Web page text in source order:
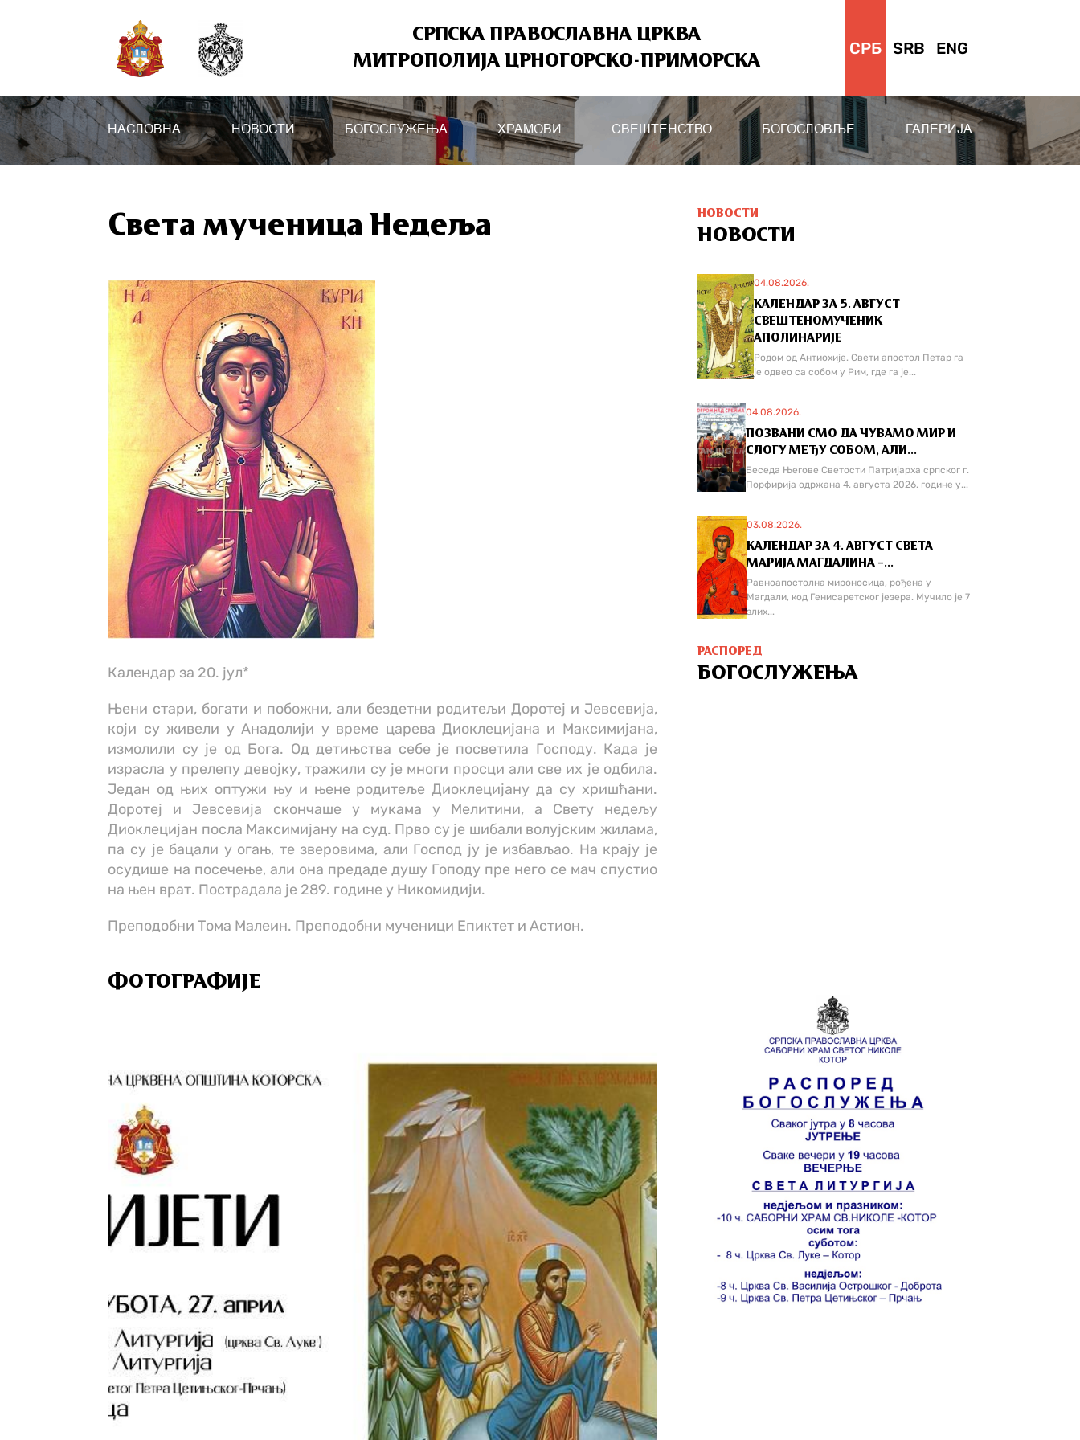
СРПСКА ПРАВОСЛАВНА ЦРКВА
МИТРОПОЛИЈА ЦРНОГОРСКО-ПРИМОРСКА
СРБ SRB ENG
НАСЛОВНА НОВОСТИ БОГОСЛУЖЕЊА ХРАМОВИ СВЕШТЕНСТВО БОГОСЛОВЉЕ ГАЛЕРИЈА
Света мученица Недеља
Календар за 20. јул*
Њени стари, богати и побожни, али бездетни родитељи Доротеј и Јевсевија,
који су живели у Анадолији у време царева Диоклецијана и Максимијана,
измолили су је од Бога. Од детињства себе је посветила Господу. Када је
израсла у прелепу девојку, тражили су је многи просци али све их је одбила.
Један од њих оптужи њу и њене родитеље Диоклецијану да су хришћани.
Доротеј и Јевсевија скончаше у мукама у Мелитини, а Свету недељу
Диоклецијан посла Максимијану на суд. Прво су је шибали волујским жилама,
па су је бацали у огањ, те зверовима, али Господ ју је избављао. На крају је
осудише на посечење, али она предаде душу Гоподу пре него се мач спустио
на њен врат. Пострадала је 289. године у Никомидији.
Преподобни Тома Малеин. Преподобни мученици Епиктет и Астион.
ФОТОГРАФИЈЕ
НОВОСТИ
НОВОСТИ
04.08.2026.
КАЛЕНДАР ЗА 5. АВГУСТ
СВЕШТЕНОМУЧЕНИК
АПОЛИНАРИЈЕ
Родом од Антиохије. Свети апостол Петар га
је одвео са собом у Рим, где га је...
04.08.2026.
ПОЗВАНИ СМО ДА ЧУВАМО МИР И
СЛОГУ МЕЂУ СОБОМ, АЛИ...
Беседа Његове Светости Патријарха српског г.
Порфирија одржана 4. августа 2026. године у...
03.08.2026.
КАЛЕНДАР ЗА 4. АВГУСТ СВЕТА
МАРИЈА МАГДАЛИНА –...
Равноапостолна мироносица, рођена у
Магдали, код Генисаретског језера. Мучилo је 7
злих...
РАСПОРЕД
БОГОСЛУЖЕЊА